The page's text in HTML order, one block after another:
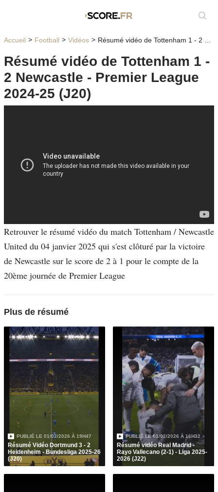
Accueil Football Vidéos Résumé vidéo de Tottenham 1 - 2 Newcastle - Premier League 2024-25 (J20)
Résumé vidéo de Tottenham 1 -
2 Newcastle - Premier League
2024-25 (J20)
Retrouver le résumé vidéo du match Tottenham / Newcastle
United du 04 janvier 2025 qui s'est clôturé par la victoire
de Newcastle sur le score de 2 à 1 pour le compte de la
20ème journée de Premier League
Plus de résumé
PUBLIÉ LE 01/02/2026 À 19H47
Résumé Vidéo Dortmund 3 - 2
Heidenheim - Bundesliga 2025-26
(J20)
PUBLIÉ LE01/02/2026 À 16H32
Résumé vidéo Real Madrid -
Rayo Vallecano (2-1) - Liga 2025-
2026 (J22)